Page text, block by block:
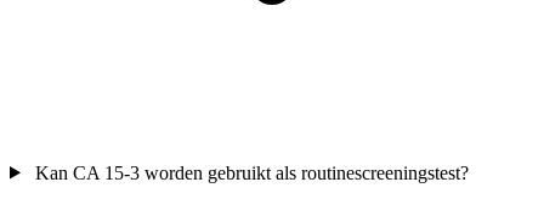
Kan CA 15-3 worden gebruikt als routinescreeningstest?